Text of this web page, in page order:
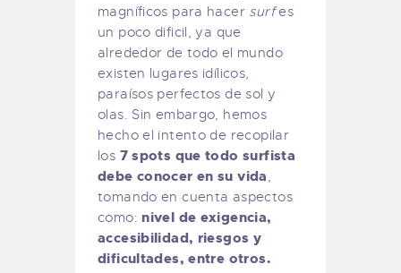
magníficos para hacer surfes
un poco dificil, ya que
alrededor de todo el mundo
existen lugares idílicos,
paraísos perfectos de sol y
olas. Sin embargo, hemos
hecho el intento de recopilar
los 7 spots que todo surfista
debe conocer en su vida,
tomando en cuenta aspectos
como:nivel de exigencia,
accesibilidad, riesgos y
dificultades, entre otros.